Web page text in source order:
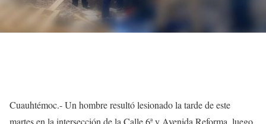
Cuauhtémoc.- Un hombre resultó lesionado la tarde de este
martes en la intersección de la Calle 6ª y Avenida Reforma, luego